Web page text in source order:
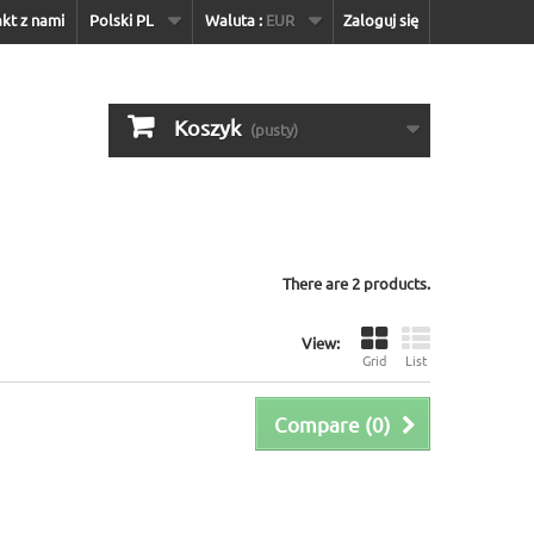
Zaloguj się
Waluta : EUR
Polski PL
z nami
Koszyk (pusty)
There are 2 products.
View:
Grid List
Compare (0)